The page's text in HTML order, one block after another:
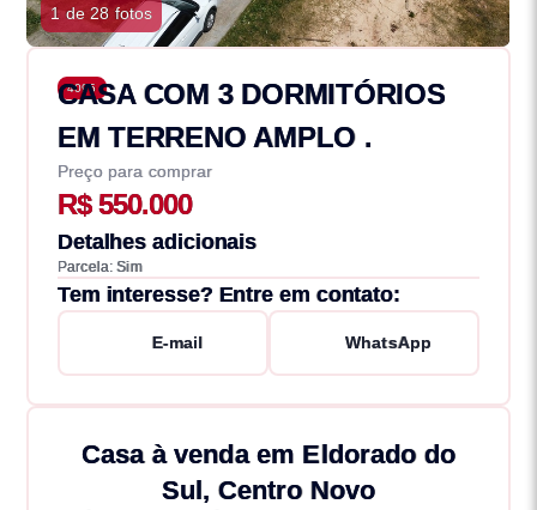
1 de 28 fotos
4095
CASA COM 3 DORMITÓRIOS
EM TERRENO AMPLO .
Preço para comprar
R$ 550.000
Detalhes adicionais
Parcela: Sim
Tem interesse? Entre em contato:
E-mail WhatsApp
Casa à venda em Eldorado do
Sul, Centro Novo